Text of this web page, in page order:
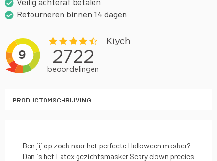
Retourneren binnen 14 dagen
PRODUCTOMSCHRIJVING
Ben jij op zoek naar het perfecte Halloween masker?
Dan is het Latex gezichtsmasker Scary clown precies